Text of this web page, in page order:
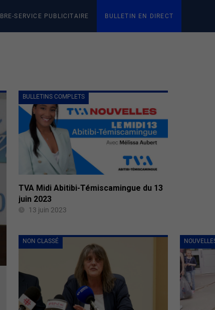
SERVICE PUBLICITAIRE BULLETIN EN DIRECT
BULLETINS COMPLETS
TVA Midi Abitibi-Témiscamingue du 13
juin 2023
13 juin 2023
NON CLASSÉ